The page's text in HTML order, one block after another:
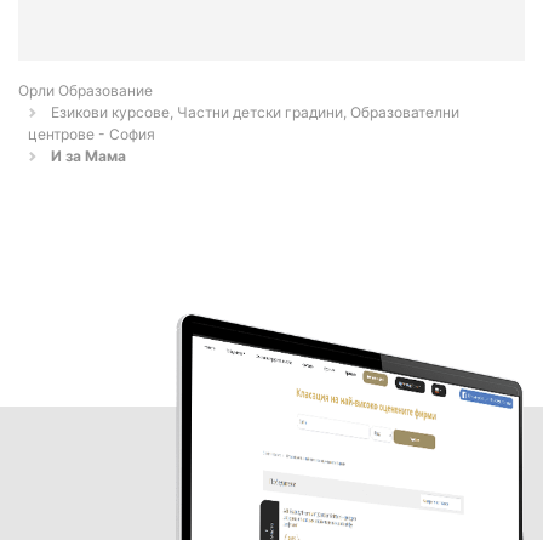
Орли Образование
Езикови курсове, Частни детски градини, Образователни
центрове - София
И за Мама